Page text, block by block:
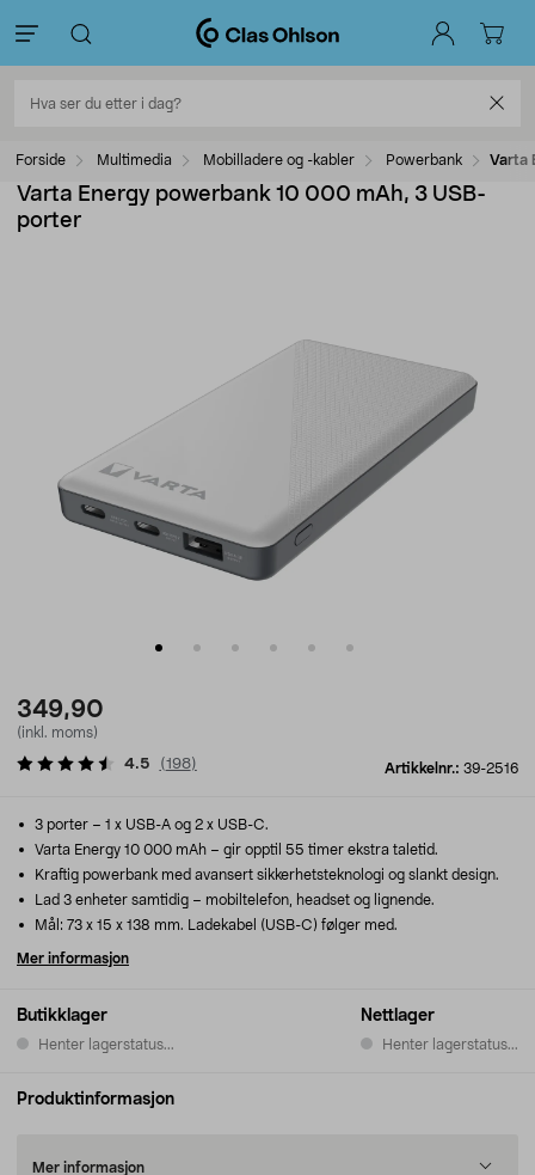
Forside Multimedia Mobilladere og -kabler Powerbank Varta
Varta Energy powerbank 10 000 mAh, 3 USB-
porter
349,90
(inkl. moms)
Artikkelnr.: 39-2516
4.5 (198)
Butikklager
Henter lagerstatus...
Nettlager
Henter lagerstatus...
3 porter – 1 x USB-A og 2 x USB-C.
Varta Energy 10 000 mAh – gir opptil 55 timer ekstra taletid.
Kraftig powerbank med avansert sikkerhetsteknologi og slankt design.
Lad 3 enheter samtidig – mobiltelefon, headset og lignende.
Mål: 73 x 15 x 138 mm. Ladekabel (USB-C) følger med.
Mer informasjon
Produktinformasjon
Mer informasjon